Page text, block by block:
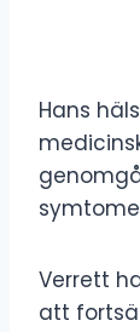
Hans
Verrett
att